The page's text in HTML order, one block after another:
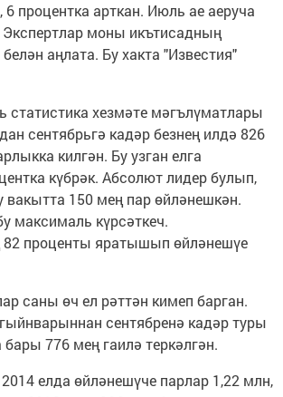
процентка арткан. Июль ае аеруча
моны икътисадның
аңлата. Бу хакта "Известия"
статистика хезмәте мәгълүматлары
сентябрьгә кадәр безнең илдә 826
килгән. Бу узган елга
күбрәк. Абсолют лидер булып,
вакытта 150 мең пар өйләнешкән.
максималь күрсәткеч.
82 проценты яратышып өйләнешүе
саны өч ел рәттән кимеп барган.
сентябренә кадәр туры
бары 776 мең гаилә теркәлгән.
елда өйләнешүче парлар 1,22 млн,